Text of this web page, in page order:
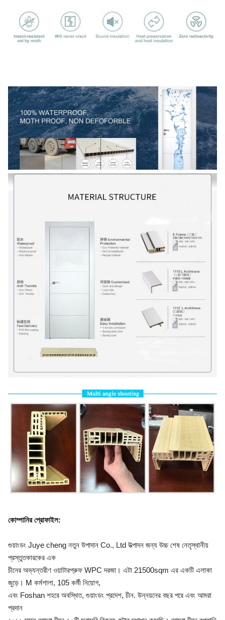
কোম্পানির প্রোফাইল:
গুয়াংডং Juye cheng নতুন উপাদান Co., Ltd উত্পাদন জন্য উচ্চ শেষ নেতৃস্থানীয়
প্রস্তুতকারকের এক
চীনের অভ্যন্তরীণ ওয়াটারপ্রুফ WPC দরজা। এটা 21500sqm এর একটি এলাকা
জুড়ে। M কর্মশালা, 105 কর্মী নিয়োগ,
এবং Foshan শহরে অবস্থিত, গুয়াংডং প্রদেশ, চীন. উন্নয়নের বছর পরে এবং আমরা
প্রদান